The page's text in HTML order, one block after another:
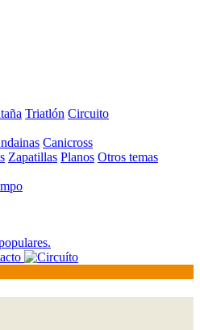
Triatlón Circuito
Canicross
Zapatillas Planos Otros temas